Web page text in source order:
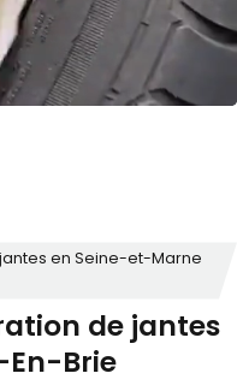
de jantes
En-Brie
en Seine-et-Marne